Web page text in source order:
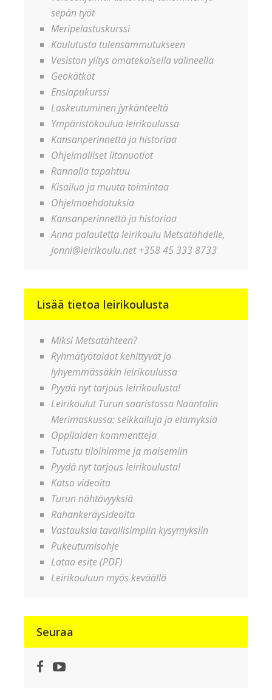
sepän työt
Meripelastuskurssi
Koulutusta tulensammutukseen
Vesistön ylitys omatekoisella välineellä
Geokätköt
Ensiapukurssi
Laskeutuminen jyrkänteeltä
Ympäristökoulua leirikoulussa
Kansanperinnettä ja historiaa
Ohjelmalliset iltanuotiot
Rannalla tapahtuu
Kisailua ja muuta toimintaa
Ohjelmaehdotuksia
Kansanperinnettä ja historiaa
Anna palautetta leirikoulu Metsätähdelle,
Jonni@leirikoulu.net +358 45 333 8733
Lisää tietoa leirikoulusta
Miksi Metsätähteen?
Ryhmätyötaidot kehittyvät jo
lyhyemmässäkin leirikoulussa
Pyydä nyt tarjous leirikoulusta!
Leirikoulut Turun saaristossa Naantalin
Merimaskussa: seikkailuja ja elämyksiä
Oppilaiden kommentteja
Tutustu tiloihimme ja maisemiin
Pyydä nyt tarjous leirikoulusta!
Katso videoita
Turun nähtävyyksiä
Rahankeräysideoita
Vastauksia tavallisimpiin kysymyksiin
Pukeutumisohje
Lataa esite (PDF)
Leirikouluun myös keväällä
Seuraa
Facebook
YouTube